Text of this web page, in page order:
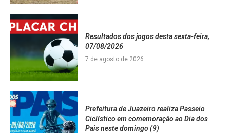
Resultados dos jogos desta sexta-feira,
07/08/2026
7 de agosto de 2026
Prefeitura de Juazeiro realiza Passeio
Ciclístico em comemoração ao Dia dos
Pais neste domingo (9)